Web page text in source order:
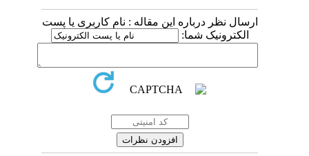
ارسال نظر درباره این مقاله : نام کاربری یا پست
الکترونیک شما: